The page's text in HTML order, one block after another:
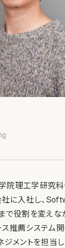
院理工学研究科
社に入社し、
で役割を変えな
推薦システム
メントを担当し